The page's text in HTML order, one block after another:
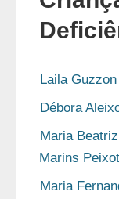
Laila
Débora
Maria
Marins
Maria